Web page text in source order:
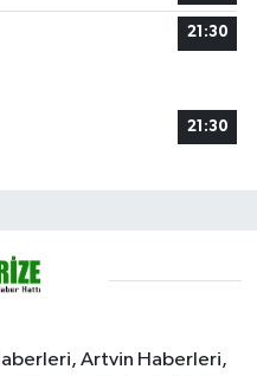
21:30
21:30
Artvin Haberleri,